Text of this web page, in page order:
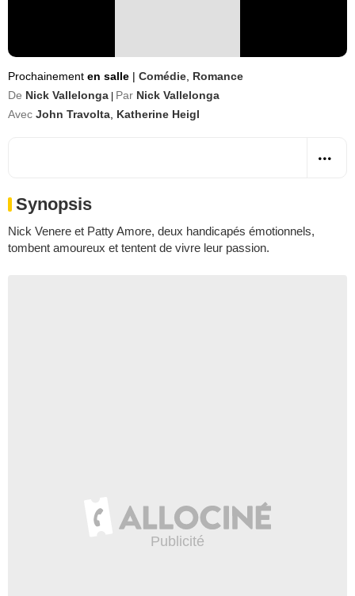
Prochainement en salle | Comédie Romance
De Nick Vallelonga Par Nick Vallelonga
Avec John Travolta Katherine Heigl
Synopsis
Nick Venere et Patty Amore, deux handicapés émotionnels,
tombent amoureux et tentent de vivre leur passion.